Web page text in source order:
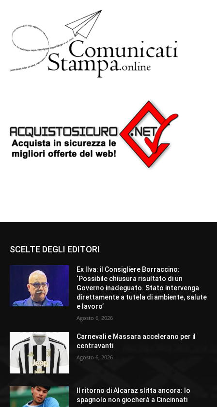
SCELTE DEGLI EDITORI
Ex Ilva: il Consigliere Borraccino:
‘Possibile chiusura risultato di un
Governo inadeguato. Stato intervenga
direttamente a tutela di ambiente, salute
e lavoro’
Agosto 6, 2026
Carnevali e Massara accelerano per il
centravanti
Agosto 6, 2026
Il ritorno di Alcaraz slitta ancora: lo
spagnolo non giocherà a Cincinnati